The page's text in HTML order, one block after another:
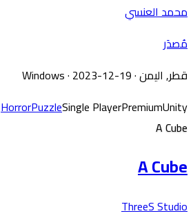
محمد العنسي
مُصدَر
قطر, اليمن·
Windows· 2023-12-19
HorrorPuzzleSingle PlayerPremiumUnity
A Cube
A Cube
ThreeS Studio